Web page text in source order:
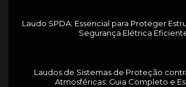
Laudo SPDA: Essencial para Proteger
Segurança Elétrica
Laudos de Sistemas de Proteção
Atmosféricas: Guia Completo e